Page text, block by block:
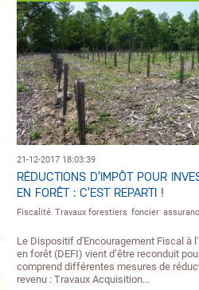
21-12-2017 18:03:39
RÉDUCTIONS D’IMPÔT POUR
EN FORÊT : C’EST REPARTI !
Fiscalité Travaux forestiers foncier
Le Dispositif d'Encouragement Fiscal à
en forêt (DEFI) vient d’être reconduit
comprend différentes mesures de
revenu : Travaux Acquisition...